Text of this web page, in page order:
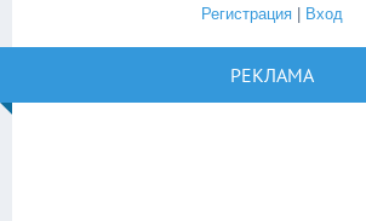
Регистрация| Вход
РЕКЛАМА